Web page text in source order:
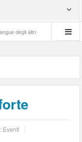
altri Lotta di classe…
Eventi